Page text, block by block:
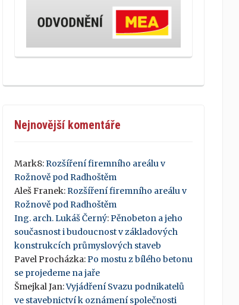
Nejnovější komentáře
Mark8:Rozšíření firemního areálu v
Rožnově pod Radhoštěm
Aleš Franek:Rozšíření firemního areálu v
Rožnově pod Radhoštěm
Ing. arch. Lukáš Černý:Pěnobeton a jeho
současnost i budoucnost v základových
konstrukcích průmyslových staveb
Pavel Procházka:Po mostu z bílého betonu
se projedeme na jaře
Šmejkal Jan:Vyjádření Svazu podnikatelů
ve stavebnictví k oznámení společnosti